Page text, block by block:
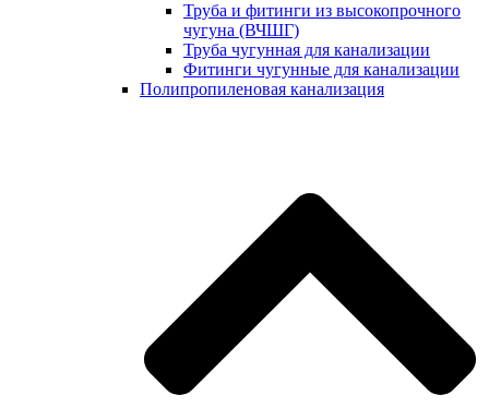
Труба и фитинги из высокопрочного
чугуна (ВЧШГ)
Труба чугунная для канализации
Фитинги чугунные для канализации
Полипропиленовая канализация